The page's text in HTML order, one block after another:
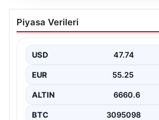
Kelebek.Org İle Dijital
Adresi Ve Muhabbet
sağlaması kritik bir önem
birçok…
Piyasa Verileri
USD 47.74
EUR 55.25
ALTIN 6660.6
BTC 3095098